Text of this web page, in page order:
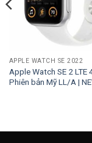
APPLE WATCH SE 2022
Apple Watch SE 2 LTE
Phiên bản Mỹ LL/A |